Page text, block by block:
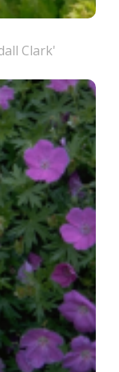
Clark'